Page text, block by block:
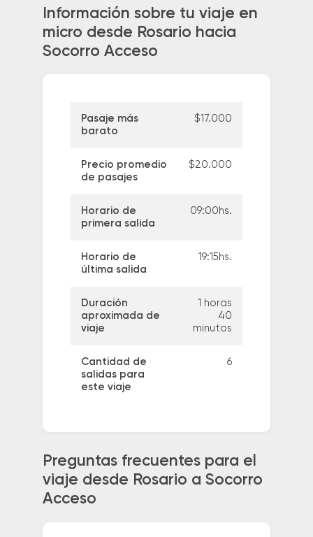
Información sobre tu viaje en
micro desde Rosario hacia
Socorro Acceso
Pasaje más
barato
$17.000
Precio promedio
de pasajes
$20.000
Horario de
primera salida
09:00hs.
Horario de
última salida
19:15hs.
Duración
aproximada de
viaje
1 horas
40
minutos
Cantidad de
salidas para
este viaje
6
Preguntas frecuentes para el
viaje desde Rosario a Socorro
Acceso